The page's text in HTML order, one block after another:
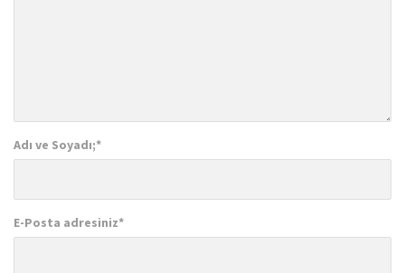
Adı ve Soyadı;*
E-Posta adresiniz*